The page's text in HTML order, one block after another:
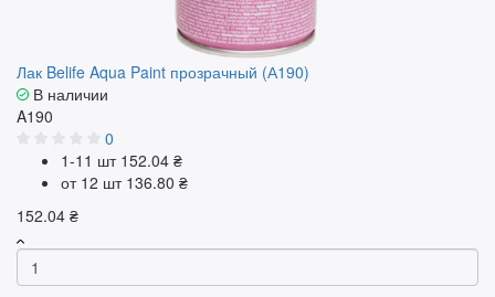
Лак Belife Aqua Paint прозрачный (А190)
В наличии
A190
0
1-11 шт 152.04 ₴
от 12 шт 136.80 ₴
152.04 ₴